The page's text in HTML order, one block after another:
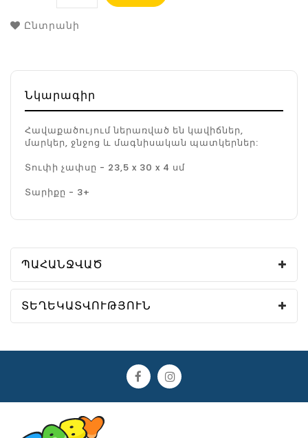
Ընտրանի
Նկարագիր
Հավաքածույում ներառված են կավիճներ,
մարկեր, ջնջոց և մագնիսական պատկերներ:
Տուփի չափսը - 23,5 x 30 x 4 սմ
Տարիքը - 3+
ՊԱՀԱՆՋՎԱԾ
ՏԵՂԵԿԱՏՎՈՒԹՅՈՒՆ